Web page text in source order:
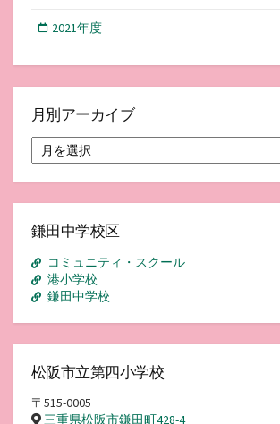
2021年度
月別アーカイブ
別
ア
イ
鎌田中学校区
コミュニティ・スクール
港小学校
鎌田中学校
松阪市立第四小学校
〒515-0005
三重県松阪市鎌田町428-4